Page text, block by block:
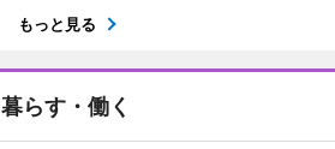
もっと見る
暮らす・働く